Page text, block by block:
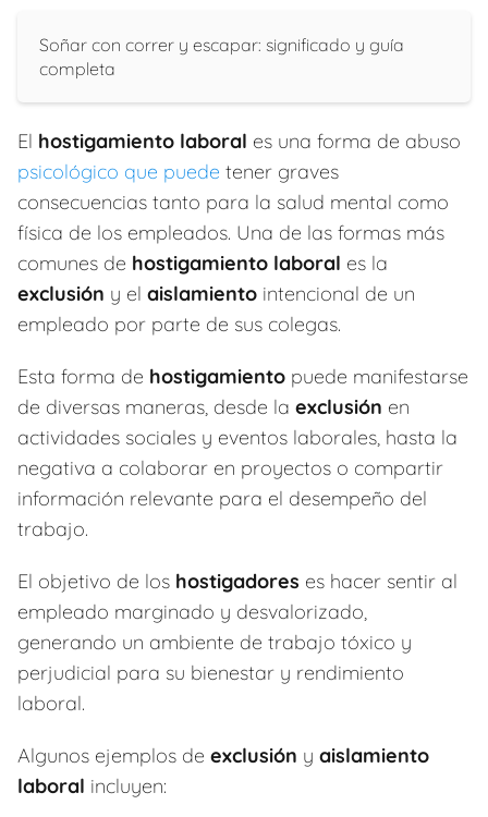
Soñar con correr y escapar: significado y guía
completa
El hostigamiento laboral es una forma de abuso
psicológico que puede tener graves
consecuencias tanto para la salud mental como
física de los empleados. Una de las formas más
comunes de hostigamiento laboral es la
exclusión y el aislamiento intencional de un
empleado por parte de sus colegas.
Esta forma de hostigamiento puede manifestarse
de diversas maneras, desde la exclusión en
actividades sociales y eventos laborales, hasta la
negativa a colaborar en proyectos o compartir
información relevante para el desempeño del
trabajo.
El objetivo de los hostigadores es hacer sentir al
empleado marginado y desvalorizado,
generando un ambiente de trabajo tóxico y
perjudicial para su bienestar y rendimiento
laboral.
Algunos ejemplos de exclusión y aislamiento
laboral incluyen: